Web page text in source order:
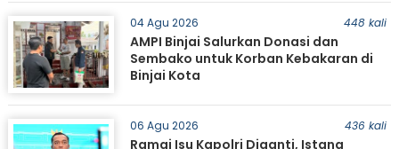
04 Agu 2026 448 kali
AMPI Binjai Salurkan Donasi dan
Sembako untuk Korban Kebakaran di
Binjai Kota
06 Agu 2026 436 kali
Ramai Isu Kapolri Diganti, Istana